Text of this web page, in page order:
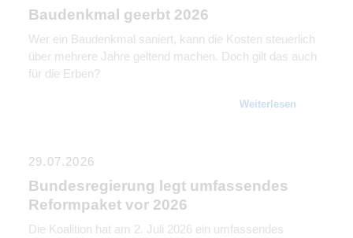
Baudenkmal geerbt 2026
Wer ein Baudenkmal saniert, kann die Kosten steuerlich
über mehrere Jahre geltend machen. Doch gilt das auch
für die Erben?
Weiterlesen
29.07.2026
Bundesregierung legt umfassendes
Reformpaket vor 2026
Die Koalition hat am 2. Juli 2026 ein umfassendes